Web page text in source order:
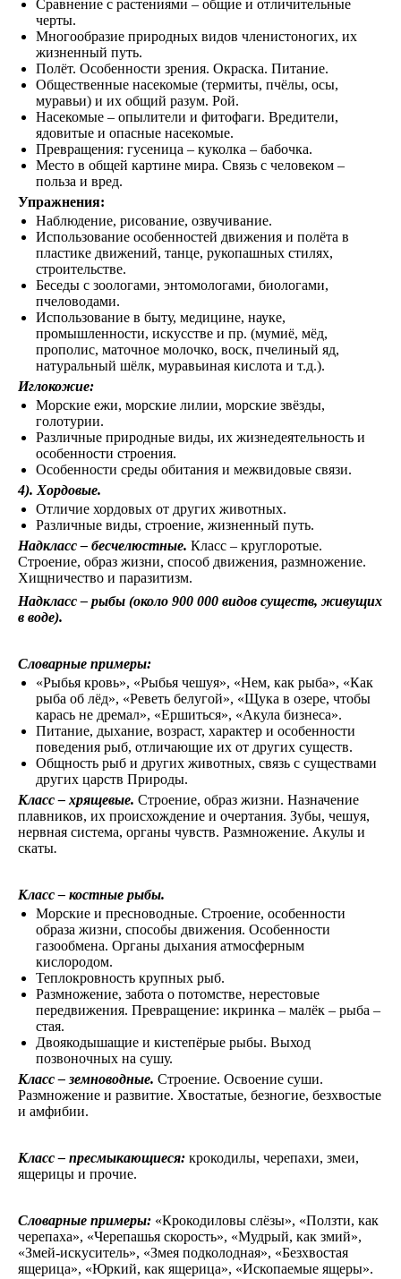
Сравнение с растениями – общие и отличительные
черты.
Многообразие природных видов членистоногих, их
жизненный путь.
Полёт. Особенности зрения. Окраска. Питание.
Общественные насекомые (термиты, пчёлы, осы,
муравьи) и их общий разум. Рой.
Насекомые – опылители и фитофаги. Вредители,
ядовитые и опасные насекомые.
Превращения: гусеница – куколка – бабочка.
Место в общей картине мира. Связь с человеком –
польза и вред.
Упражнения:
Наблюдение, рисование, озвучивание.
Использование особенностей движения и полёта в
пластике движений, танце, рукопашных стилях,
строительстве.
Беседы с зоологами, энтомологами, биологами,
пчеловодами.
Использование в быту, медицине, науке,
промышленности, искусстве и пр. (мумиё, мёд,
прополис, маточное молочко, воск, пчелиный яд,
натуральный шёлк, муравьиная кислота и т.д.).
Иглокожие:
Морские ежи, морские лилии, морские звёзды,
голотурии.
Различные природные виды, их жизнедеятельность и
особенности строения.
Особенности среды обитания и межвидовые связи.
4). Хордовые.
Отличие хордовых от других животных.
Различные виды, строение, жизненный путь.
Надкласс – бесчелюстные. Класс – круглоротые.
Строение, образ жизни, способ движения, размножение.
Хищничество и паразитизм.
Надкласс – рыбы (около 900 000 видов существ, живущих
в воде).
Словарные примеры:
«Рыбья кровь», «Рыбья чешуя», «Нем, как рыба», «Как
рыба об лёд», «Реветь белугой», «Щука в озере, чтобы
карась не дремал», «Ершиться», «Акула бизнеса».
Питание, дыхание, возраст, характер и особенности
поведения рыб, отличающие их от других существ.
Общность рыб и других животных, связь с существами
других царств Природы.
Класс – хрящевые. Строение, образ жизни. Назначение
плавников, их происхождение и очертания. Зубы, чешуя,
нервная система, органы чувств. Размножение. Акулы и
скаты.
Класс – костные рыбы.
Морские и пресноводные. Строение, особенности
образа жизни, способы движения. Особенности
газообмена. Органы дыхания атмосферным
кислородом.
Теплокровность крупных рыб.
Размножение, забота о потомстве, нерестовые
передвижения. Превращение: икринка – малёк – рыба –
стая.
Двоякодышащие и кистепёрые рыбы. Выход
позвоночных на сушу.
Класс – земноводные. Строение. Освоение суши.
Размножение и развитие. Хвостатые, безногие, безхвостые
и амфибии.
Класс – пресмыкающиеся: крокодилы, черепахи, змеи,
ящерицы и прочие.
Словарные примеры: «Крокодиловы слёзы», «Ползти, как
черепаха», «Черепашья скорость», «Мудрый, как змий»,
«Змей-искуситель», «Змея подколодная», «Безхвостая
ящерица», «Юркий, как ящерица», «Ископаемые ящеры».